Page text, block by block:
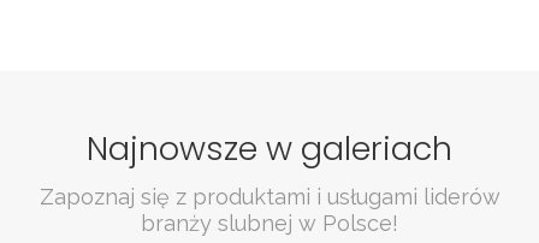
Najnowsze w galeriach
Zapoznaj się z produktami i usługami liderów
branży slubnej w Polsce!